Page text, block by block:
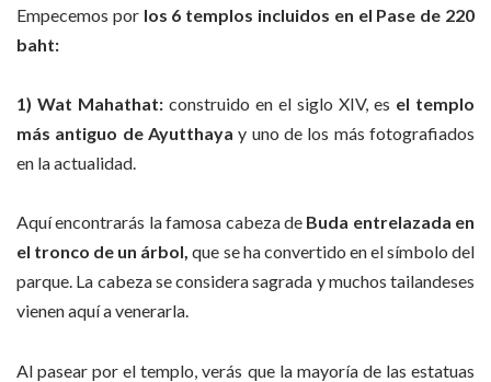
Empecemos por los 6 templos incluidos en el Pase de 220
baht:
1) Wat Mahathat: construido en el siglo XIV, es el templo
más antiguo de Ayutthaya y uno de los más fotografiados
en la actualidad.
Aquí encontrarás la famosa cabeza de Buda entrelazada en
el tronco de un árbol, que se ha convertido en el símbolo del
parque. La cabeza se considera sagrada y muchos tailandeses
vienen aquí a venerarla.
Al pasear por el templo, verás que la mayoría de las estatuas